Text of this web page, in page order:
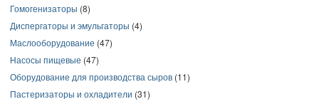
Гомогенизаторы (8)
Диспергаторы и эмульгаторы (4)
Маслооборудование (47)
Насосы пищевые (47)
Оборудование для производства сыров (11)
Пастеризаторы и охладители (31)